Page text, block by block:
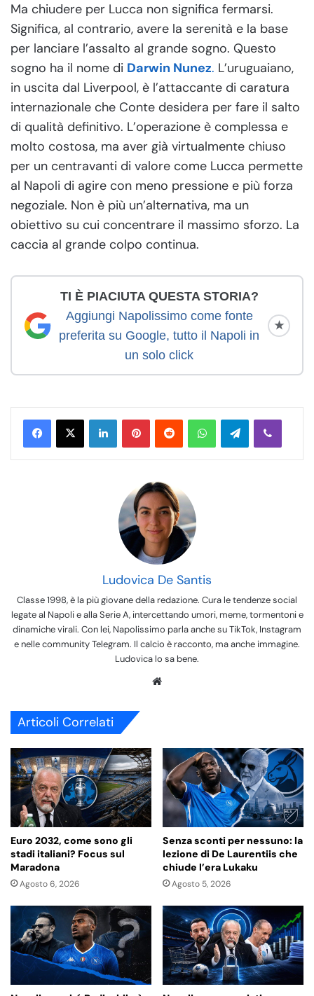
Ma chiudere per Lucca non significa fermarsi.
Significa, al contrario, avere la serenità e la base
per lanciare l’assalto al grande sogno. Questo
sogno ha il nome di Darwin Nunez. L’uruguaiano,
in uscita dal Liverpool, è l’attaccante di caratura
internazionale che Conte desidera per fare il salto
di qualità definitivo. L’operazione è complessa e
molto costosa, ma aver già virtualmente chiuso
per un centravanti di valore come Lucca permette
al Napoli di agire con meno pressione e più forza
negoziale. Non è più un’alternativa, ma un
obiettivo su cui concentrare il massimo sforzo. La
caccia al grande colpo continua.
TI È PIACIUTA QUESTA STORIA?
Aggiungi Napolissimo come fonte
preferita su Google, tutto il Napoli in
un solo click
★
WhatsApp Telegram
Ludovica De Santis
Classe 1998, è la più giovane della redazione. Cura le tendenze social
legate al Napoli e alla Serie A, intercettando umori, meme, tormentoni e
dinamiche virali. Con lei, Napolissimo parla anche su TikTok, Instagram
e nelle community Telegram. Il calcio è racconto, ma anche immagine.
Ludovica lo sa bene.
Articoli Correlati
Euro 2032, come sono gli
stadi italiani? Focus sul
Maradona
Agosto 6, 2026
Senza sconti per nessuno: la
lezione di De Laurentiis che
chiude l’era Lukaku
Agosto 5, 2026